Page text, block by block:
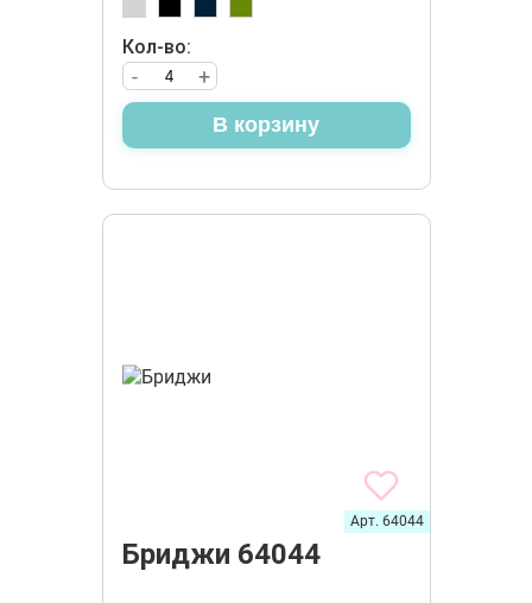
Кол-во:
+
-
В корзину
Бриджи 64044
Арт. 64044